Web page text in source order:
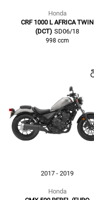
Honda
CRF 1000 L AFRICA TWIN
(DCT) SD06/18
998 ccm
2017 - 2019
Honda